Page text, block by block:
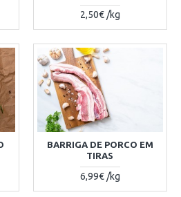
2,50€ /kg
BARRIGA DE PORCO EM
TIRAS
6,99€ /kg